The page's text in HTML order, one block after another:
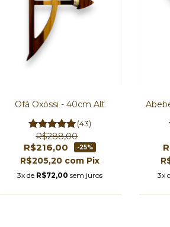
Ofá Oxóssi - 40cm Alt
(43)
R$288,00
R$216,00 -25%
R$205,20 com Pix
3x de R$72,00 sem juros 3x